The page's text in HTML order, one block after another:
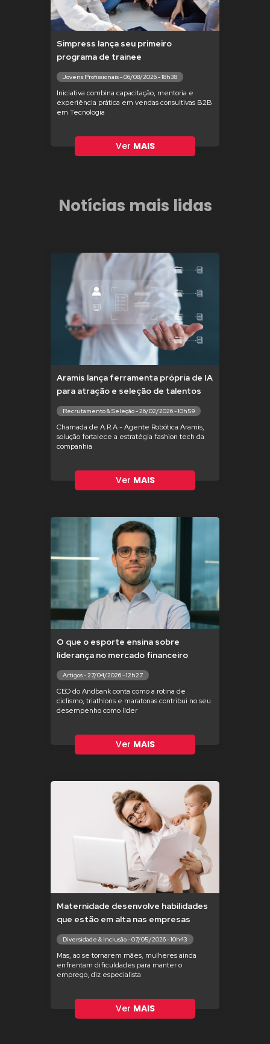
Simpress lança seu primeiro
programa de trainee
Jovens Profissionais - 06/08/2026 - 18h38
Iniciativa combina capacitação, mentoria e
experiência prática em vendas consultivas B2B
em Tecnologia
Ver MAIS
Notícias mais lidas
Aramis lança ferramenta própria de IA
para atração e seleção de talentos
Recrutamento & Seleção - 26/02/2026 - 10h59
Chamada de A.R.A - Agente Robótica Aramis,
solução fortalece a estratégia fashion tech da
companhia
Ver MAIS
O que o esporte ensina sobre
liderança no mercado financeiro
Artigos - 27/04/2026 - 12h27
CEO do Andbank conta como a rotina de
ciclismo, triathlons e maratonas contribui no seu
desempenho como líder
Ver MAIS
Maternidade desenvolve habilidades
que estão em alta nas empresas
Diversidade & Inclusão - 07/05/2026 - 10h43
Mas, ao se tornarem mães, mulheres ainda
enfrentam dificuldades para manter o
emprego, diz especialista
Ver MAIS